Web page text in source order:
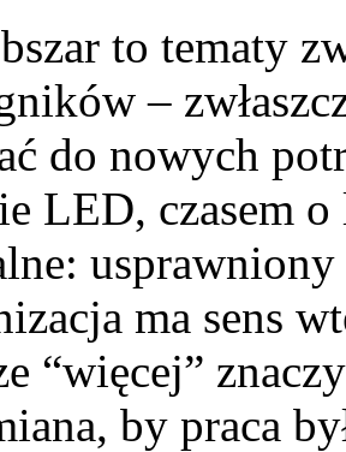
to tematy
–
do nowych
LED, czasem o
ma sens
“więcej”
by praca